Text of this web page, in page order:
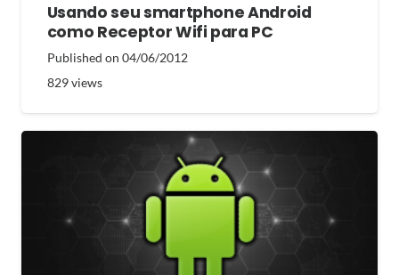
Usando seu smartphone Android
como Receptor Wifi para PC
Published on 04/06/2012
829views